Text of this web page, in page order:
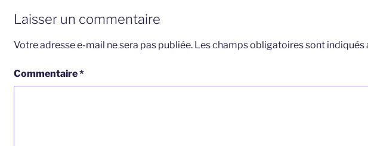
Laisser un commentaire
Votre adresse e-mail ne sera pas publiée. Les champs obligatoires sont indiqués
Commentaire*